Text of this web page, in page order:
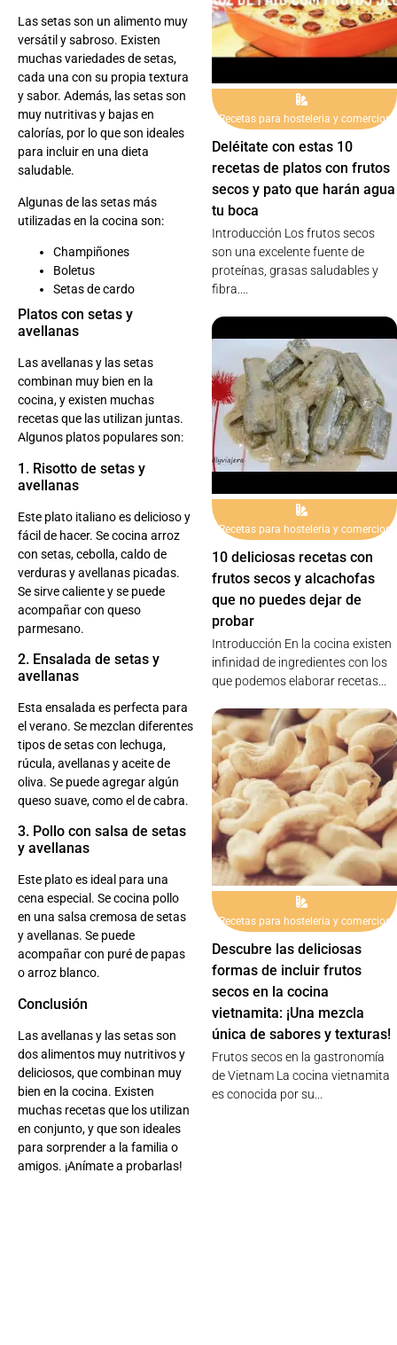
Las setas son un alimento muy
versátil y sabroso. Existen
muchas variedades de setas,
cada una con su propia textura
y sabor. Además, las setas son
muy nutritivas y bajas en
calorías, por lo que son ideales
para incluir en una dieta
saludable.
Algunas de las setas más
utilizadas en la cocina son:
Champiñones
Boletus
Setas de cardo
Platos con setas y
avellanas
Las avellanas y las setas
combinan muy bien en la
cocina, y existen muchas
recetas que las utilizan juntas.
Algunos platos populares son:
1. Risotto de setas y
avellanas
Este plato italiano es delicioso y
fácil de hacer. Se cocina arroz
con setas, cebolla, caldo de
verduras y avellanas picadas.
Se sirve caliente y se puede
acompañar con queso
parmesano.
2. Ensalada de setas y
avellanas
Esta ensalada es perfecta para
el verano. Se mezclan diferentes
tipos de setas con lechuga,
rúcula, avellanas y aceite de
oliva. Se puede agregar algún
queso suave, como el de cabra.
3. Pollo con salsa de setas
y avellanas
Este plato es ideal para una
cena especial. Se cocina pollo
en una salsa cremosa de setas
y avellanas. Se puede
acompañar con puré de papas
o arroz blanco.
Conclusión
Las avellanas y las setas son
dos alimentos muy nutritivos y
deliciosos, que combinan muy
bien en la cocina. Existen
muchas recetas que los utilizan
en conjunto, y que son ideales
para sorprender a la familia o
amigos. ¡Anímate a probarlas!
Recetas para hosteleria y comercios
Deléitate con estas 10
recetas de platos con frutos
secos y pato que harán agua
tu boca
Introducción Los frutos secos
son una excelente fuente de
proteínas, grasas saludables y
fibra....
Recetas para hosteleria y comercios
10 deliciosas recetas con
frutos secos y alcachofas
que no puedes dejar de
probar
Introducción En la cocina existen
infinidad de ingredientes con los
que podemos elaborar recetas...
Recetas para hosteleria y comercios
Descubre las deliciosas
formas de incluir frutos
secos en la cocina
vietnamita: ¡Una mezcla
única de sabores y texturas!
Frutos secos en la gastronomía
de Vietnam La cocina vietnamita
es conocida por su...